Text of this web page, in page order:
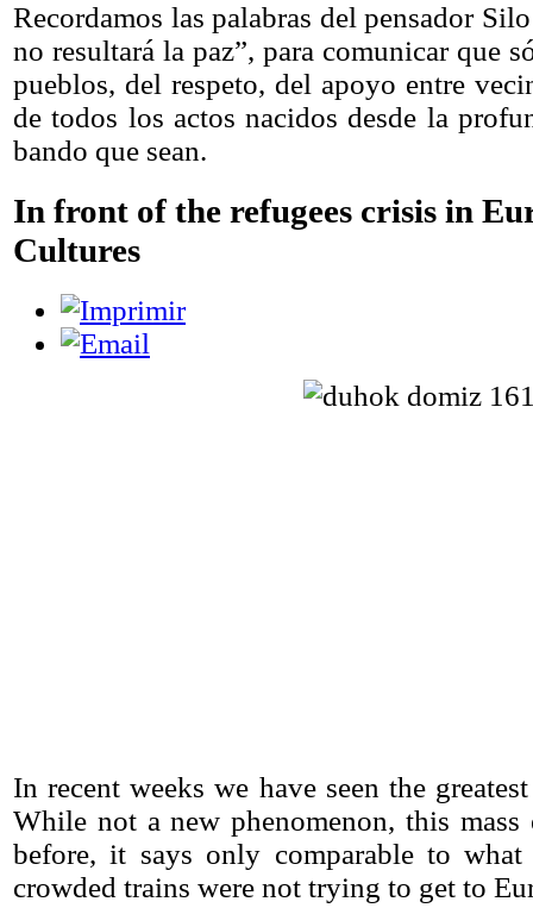
Recordamos las palabras del pensador
no resultará la paz”, para comunicar que
pueblos, del respeto, del apoyo entre
de todos los actos nacidos desde la
bando que sean.
In front of the refugees crisis in
Cultures
In recent weeks we have seen the
While not a new phenomenon, this mass
before, it says only comparable to
crowded trains were not trying to get to